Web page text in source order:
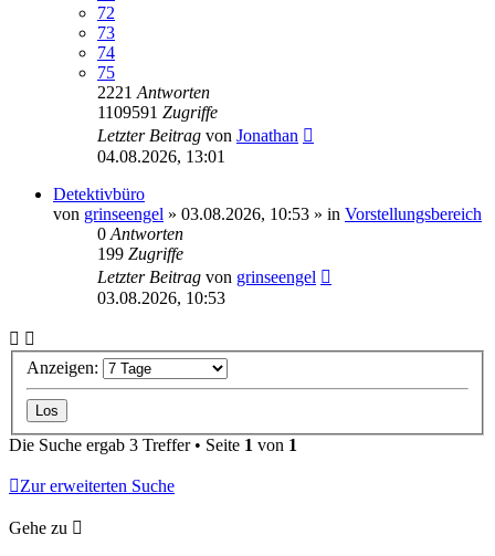
72
73
74
75
2221 Antworten
1109591 Zugriffe
Letzter Beitrag von Jonathan
04.08.2026, 13:01
Detektivbüro
von grinseengel » 03.08.2026, 10:53 » in Vorstellungsbereich
0 Antworten
199 Zugriffe
Letzter Beitrag von grinseengel
03.08.2026, 10:53
Anzeigen:
Die Suche ergab 3 Treffer • Seite 1 von 1
Zur erweiterten Suche
Gehe zu